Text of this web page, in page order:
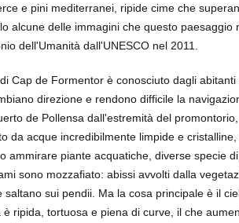
e pini mediterranei, ripide cime che
alcune delle immagini che questo
dell'Umanità dall'UNESCO nel 2011.
Cap de Formentor è conosciuto dagli
direzione e rendono difficile la
de Pollensa dall'estremità del
da acque incredibilmente limpide e
ammirare piante acquatiche, diverse specie
sono mozzafiato: abissi avvolti dalla
saltano sui pendii. Ma la cosa principale è il
ripida, tortuosa e piena di curve, il che